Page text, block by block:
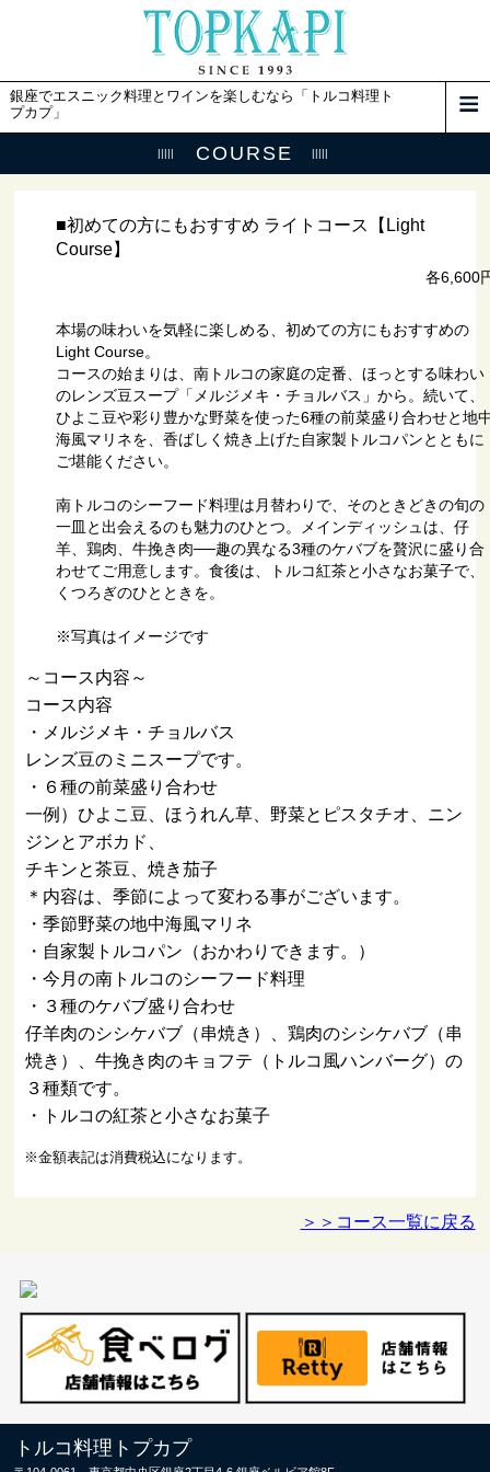
銀座でエスニック料理とワインを楽しむなら「トルコ料理ト
プカプ」
COURSE
■初めての方にもおすすめ ライトコース【Light
Course】
各6,600
本場の味わいを気軽に楽しめる、初めての方にもおすすめの
Light Course。
コースの始まりは、南トルコの家庭の定番、ほっとする味わい
のレンズ豆スープ「メルジメキ・チョルバス」から。続いて、
ひよこ豆や彩り豊かな野菜を使った6種の前菜盛り合わせと地
海風マリネを、香ばしく焼き上げた自家製トルコパンとともに
ご堪能ください。
南トルコのシーフード料理は月替わりで、そのときどきの旬の
一皿と出会えるのも魅力のひとつ。メインディッシュは、仔
羊、鶏肉、牛挽き肉──趣の異なる3種のケバブを贅沢に盛り合
わせてご用意します。食後は、トルコ紅茶と小さなお菓子で、
くつろぎのひとときを。
※写真はイメージです
～コース内容～
コース内容
・メルジメキ・チョルバス
レンズ豆のミニスープです。
・６種の前菜盛り合わせ
一例）ひよこ豆、ほうれん草、野菜とピスタチオ、ニン
ジンとアボカド、
チキンと茶豆、焼き茄子
＊内容は、季節によって変わる事がございます。
・季節野菜の地中海風マリネ
・自家製トルコパン（おかわりできます。）
・今月の南トルコのシーフード料理
・３種のケバブ盛り合わせ
仔羊肉のシシケバブ（串焼き）、鶏肉のシシケバブ（串
焼き）、牛挽き肉のキョフテ（トルコ風ハンバーグ）の
３種類です。
・トルコの紅茶と小さなお菓子
※金額表記は消費税込になります。
＞＞コース一覧に戻る
トルコ料理トプカプ